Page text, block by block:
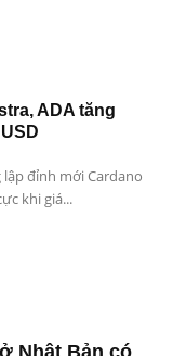
ADA tăng
đỉnh mới Cardano
khi giá...